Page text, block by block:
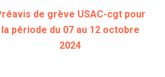
de grève USAC-cgt pour
la période du 07 au 12 octobre
2024